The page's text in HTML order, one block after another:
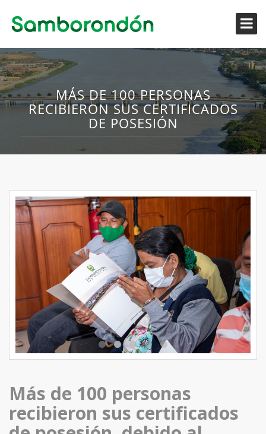
MÁS DE 100 PERSONAS
RECIBIERON SUS CERTIFICADOS
DE POSESIÓN
Más de 100 personas
recibieron sus certificados